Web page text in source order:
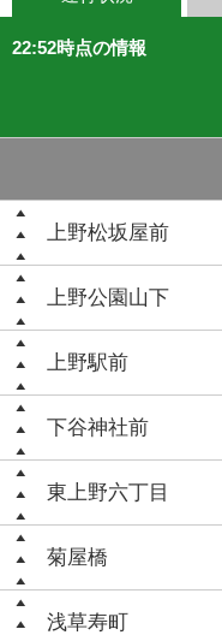
22:52時点の情報
上野松坂屋前
上野公園山下
上野駅前
下谷神社前
東上野六丁目
菊屋橋
浅草寿町